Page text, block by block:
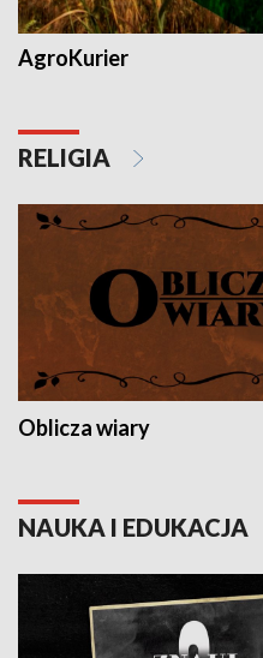
AgroKurier
RELIGIA
Oblicza wiary
NAUKA I EDUKACJA